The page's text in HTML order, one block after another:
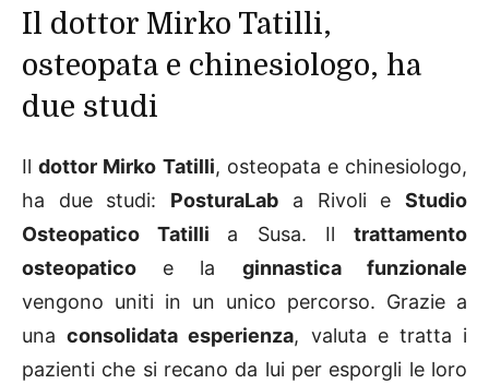
Il dottor Mirko Tatilli,
osteopata e chinesiologo, ha
due studi
Ildottor Mirko Tatilli, osteopata e chinesiologo,
ha due studi: PosturaLab a Rivoli eStudio
Osteopatico Tatilli a Susa. Iltrattamento
osteopatico e la ginnastica funzionale
vengono uniti in un unico percorso. Grazie a
unaconsolidata esperienza, valuta e tratta i
pazienti che si recano da lui per esporgli le loro